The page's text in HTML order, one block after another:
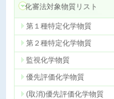
化審法対象物質リスト
第１種特定化学物質
第２種特定化学物質
監視化学物質
優先評価化学物質
(取消)優先評価化学物質